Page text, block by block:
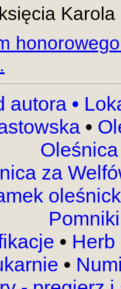
autora •
•
za
•
•